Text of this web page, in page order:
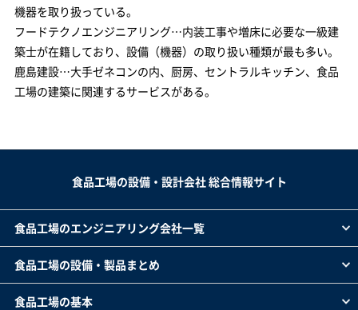
機器を取り扱っている。
フードテクノエンジニアリング…内装工事や増床に必要な一級建
築士が在籍しており、設備（機器）の取り扱い種類が最も多い。
鹿島建設…大手ゼネコンの内、厨房、セントラルキッチン、食品
工場の建築に関連するサービスがある。
食品工場の設備・設計会社 総合情報サイト
食品工場のエンジニアリング会社一覧
食品工場の設備・製品まとめ
食品工場の基本